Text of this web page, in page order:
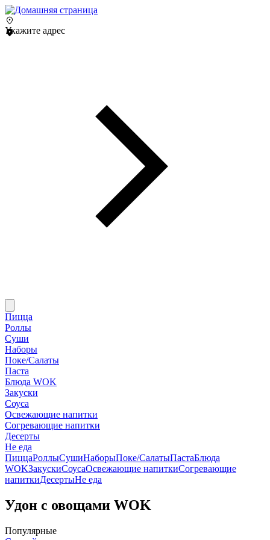
Укажите адрес
Пицца
Роллы
Суши
Наборы
Поке/Салаты
Паста
Блюда WOK
Закуски
Соуса
Освежающие напитки
Согревающие напитки
Десерты
Не еда
ПиццаРоллыСушиНаборыПоке/СалатыПастаБлюда
WOKЗакускиСоусаОсвежающие напиткиСогревающие
напиткиДесертыНе еда
Удон с овощами WOK
Популярные